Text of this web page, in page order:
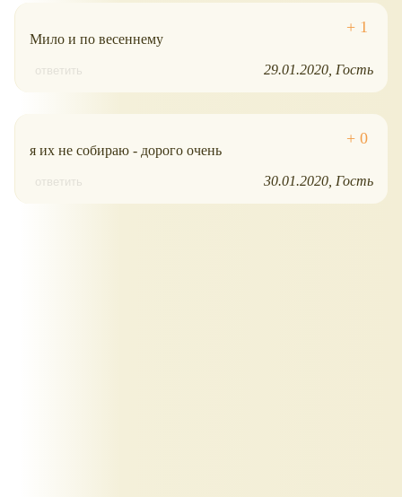
Мило и по весеннему
ответить 29.01.2020 Гость
я их не собираю - дорого очень
ответить 30.01.2020 Гость